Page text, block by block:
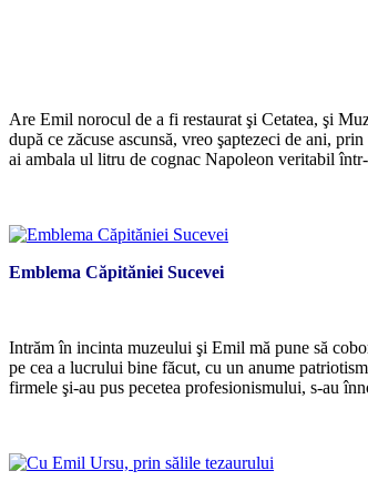
Are Emil norocul de a fi restaurat şi Cetatea, şi
după ce zăcuse ascunsă, vreo şaptezeci de ani,
ai ambala ul litru de cognac Napoleon veritabil
Emblema Căpităniei Sucevei
Intrăm în incinta muzeului şi Emil mă pune să
pe cea a lucrului bine făcut, cu un anume
firmele şi-au pus pecetea profesionismului, s-au